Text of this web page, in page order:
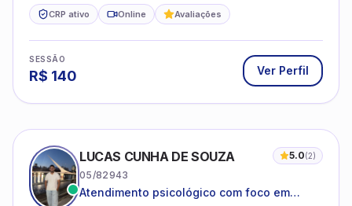
CRP ativo Online Avaliações
SESSÃO
R$ 140 Ver Perfil
LUCAS CUNHA DE SOUZA 5.0(2)
05/82943
Atendimento psicológico com foco em